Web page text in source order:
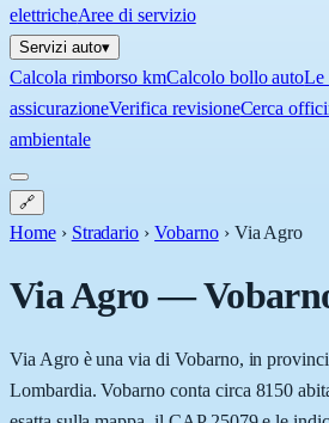
elettricheAree di servizio
Servizi auto▾
Calcola rimborso kmCalcolo bollo autoLe
assicurazioneVerifica revisioneCerca
ambientale
🔗
Home › Stradario › Vobarno › Via Agro
Via Agro—
Via Agro è una via di Vobarno, in
Lombardia. Vobarno conta circa 8150